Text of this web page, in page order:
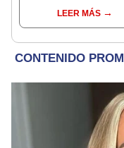
“No pueden decirme”
LEER MÁS